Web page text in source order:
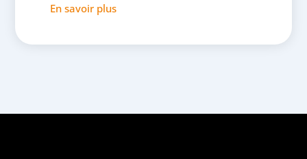
En savoir plus